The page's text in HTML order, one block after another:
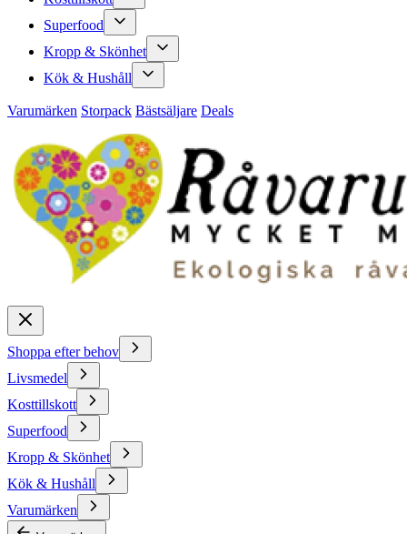
Superfood
Kropp & Skönhet
Kök & Hushåll
Varumärken Storpack Bästsäljare Deals
Shoppa efter behov
Livsmedel
Kosttillskott
Superfood
Kropp & Skönhet
Kök & Hushåll
Varumärken